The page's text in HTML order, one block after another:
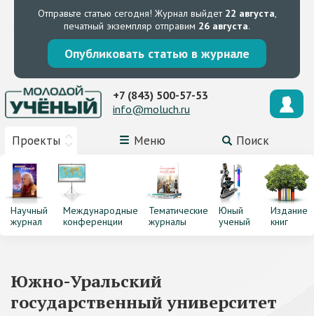
Отправьте статью сегодня! Журнал выйдет 22 августа,
печатный экземпляр отправим 26 августа.
Опубликовать статью в журнале
Проекты Меню Поиск
+7 (843) 500-57-53
info@moluch.ru
Научный
журнал
Международные
конференции
Тематические
журналы
Юный
ученый
Издание
книг
Южно-Уральский
государственный университет